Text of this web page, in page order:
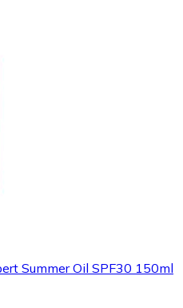
Summer Oil SPF30 150ml